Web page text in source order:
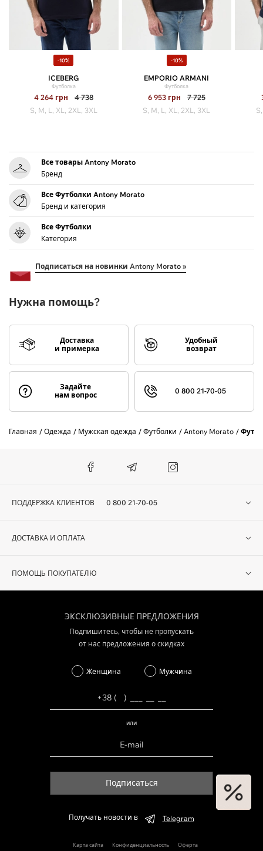
-10%
ICEBERG
Футболка
4 264 грн
4 738
S, M, L, XL, 2XL, 3XL
-10%
EMPORIO ARMANI
Футболка
6 953 грн
7 725
S, M, L, XL, 2XL, 3XL
Все товары Antony Morato
Бренд
Все Футболки Antony Morato
Бренд и категория
Все Футболки
Категория
Подписаться на новинки Antony Morato »
Нужна помощь?
Доставка
и примерка
Удобный
возврат
Задайте
нам вопрос
0 800 21-70-05
Главная Одежда Мужская одежда Футболки Antony Morato
ПОДДЕРЖКА КЛИЕНТОВ 0 800 21-70-05
ДОСТАВКА И ОПЛАТА
ПОМОЩЬ ПОКУПАТЕЛЮ
ЭКСКЛЮЗИВНЫЕ ПРЕДЛОЖЕНИЯ
Подпишитесь, чтобы не пропускать
от нас предложения о скидках
Женщина Мужчина
или
Подписаться
Получать новости в Telegram
Карта сайта Конфиденциальность Оферта